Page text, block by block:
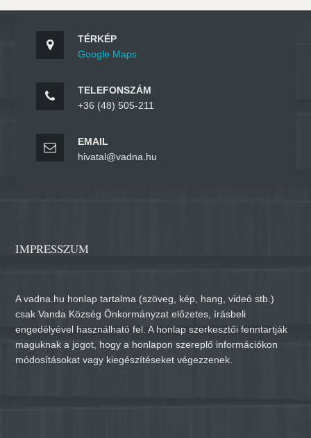
TÉRKÉP
Google Maps
TELEFONSZÁM
+36 (48) 505-211
EMAIL
hivatal@vadna.hu
IMPRESSZUM
A vadna.hu honlap tartalma (szöveg, kép, hang, videó stb.)
csak Vanda Község Önkormányzat előzetes, írásbeli
engedélyével használható fel. A honlap szerkesztői fenntartják
maguknak a jogot, hogy a honlapon szereplő információkon
módosításokat vagy kiegészítéseket végezzenek.